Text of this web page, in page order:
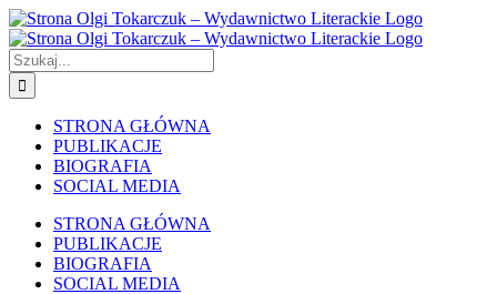
Skip
to
content
Szukaj
STRONA GŁÓWNA
PUBLIKACJE
BIOGRAFIA
SOCIAL MEDIA
STRONA GŁÓWNA
PUBLIKACJE
BIOGRAFIA
SOCIAL MEDIA